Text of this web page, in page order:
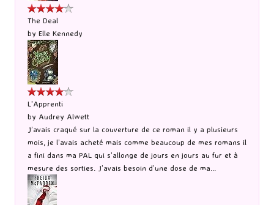
The Deal
by Elle Kennedy
L'Apprenti
by Audrey Alwett
J’avais craqué sur la couverture de ce roman il y a plusieurs
mois, je l’avais acheté mais comme beaucoup de mes romans il
a fini dans ma PAL qui s’allonge de jours en jours au fur et à
mesure des sorties. J’avais besoin d’une dose de ma...